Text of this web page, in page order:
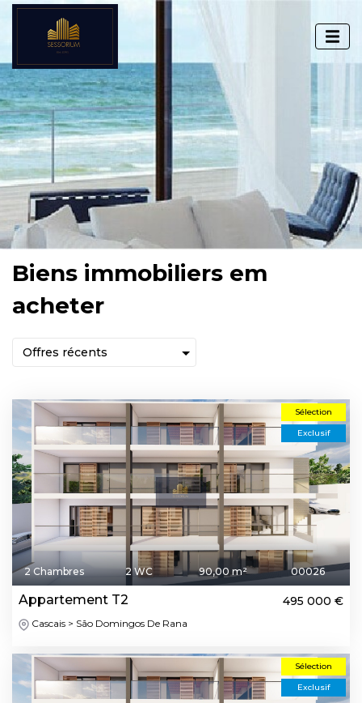
Biens immobiliers em
acheter
Sélection
Exclusif
2 Chambres 2 WC 90,00 m² 00026
Appartement T2 495 000 €
Cascais > São Domingos De Rana
Sélection
Exclusif